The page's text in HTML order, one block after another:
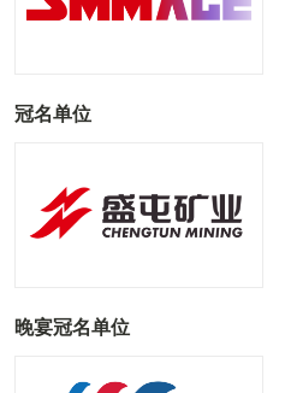
冠名单位
晚宴冠名单位